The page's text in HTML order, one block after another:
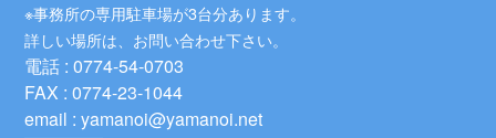
※事務所の専用駐車場が3台分あります。
詳しい場所は、お問い合わせ下さい。
電話 : 0774-54-0703
FAX : 0774-23-1044
email : yamanoi@yamanoi.net